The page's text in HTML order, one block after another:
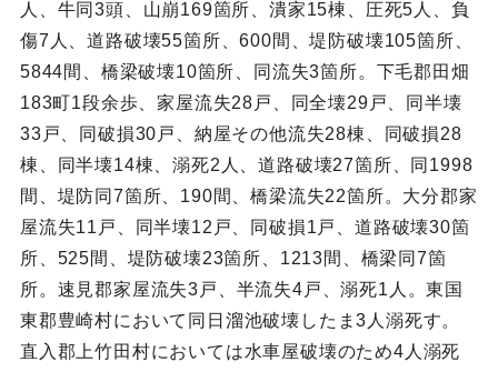
人、牛同3頭、山崩169箇所、潰家15棟、圧死5人、負
傷7人、道路破壊55箇所、600間、堤防破壊105箇所、
5844間、橋梁破壊10箇所、同流失3箇所。下毛郡田畑
183町1段余歩、家屋流失28戸、同全壊29戸、同半壊
33戸、同破損30戸、納屋その他流失28棟、同破損28
棟、同半壊14棟、溺死2人、道路破壊27箇所、同1998
間、堤防同7箇所、190間、橋梁流失22箇所。大分郡家
屋流失11戸、同半壊12戸、同破損1戸、道路破壊30箇
所、525間、堤防破壊23箇所、1213間、橋梁同7箇
所。速見郡家屋流失3戸、半流失4戸、溺死1人。東国
東郡豊崎村において同日溜池破壊したま3人溺死す。
直入郡上竹田村においては水車屋破壊のため4人溺死